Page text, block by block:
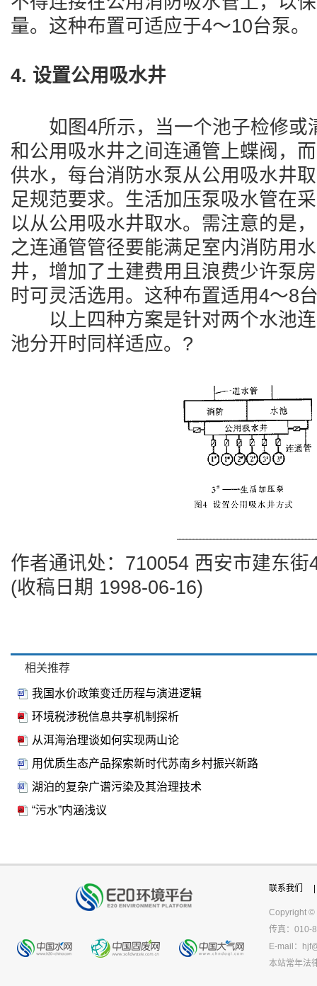
量。这种布置可适应于4～10台泵。
4. 设置公用吸水井
如图4所示，当一个池子检修或
和公用吸水井之间连通管上蝶阀，
供水，每台消防水泵从公用吸水井
足规范要求。生活加压泵吸水管在
以从公用吸水井取水。需注意的是
之连通管管径要能满足室内消防用
井，增加了土建费用且浪费少许泵
时可灵活选用。这种布置适用4～8
以上四种方案是针对两个水池连
池分开时同样适应。?
作者通讯处：710054 西安市建东街
(收稿日期 1998-06-16)
相关推荐
我国水价政策变迁历程与演进逻辑
环境税涉税信息共享机制探析
从洱海治理谈如何实现两山论
用优质生态产品探索新时代苏南乡村振兴新路
湖泊的复杂广谱污染及其治理技术
“污水”内涵浅议
联系我们
Copyright ©
传真：010-
E-mail：
本站常年法